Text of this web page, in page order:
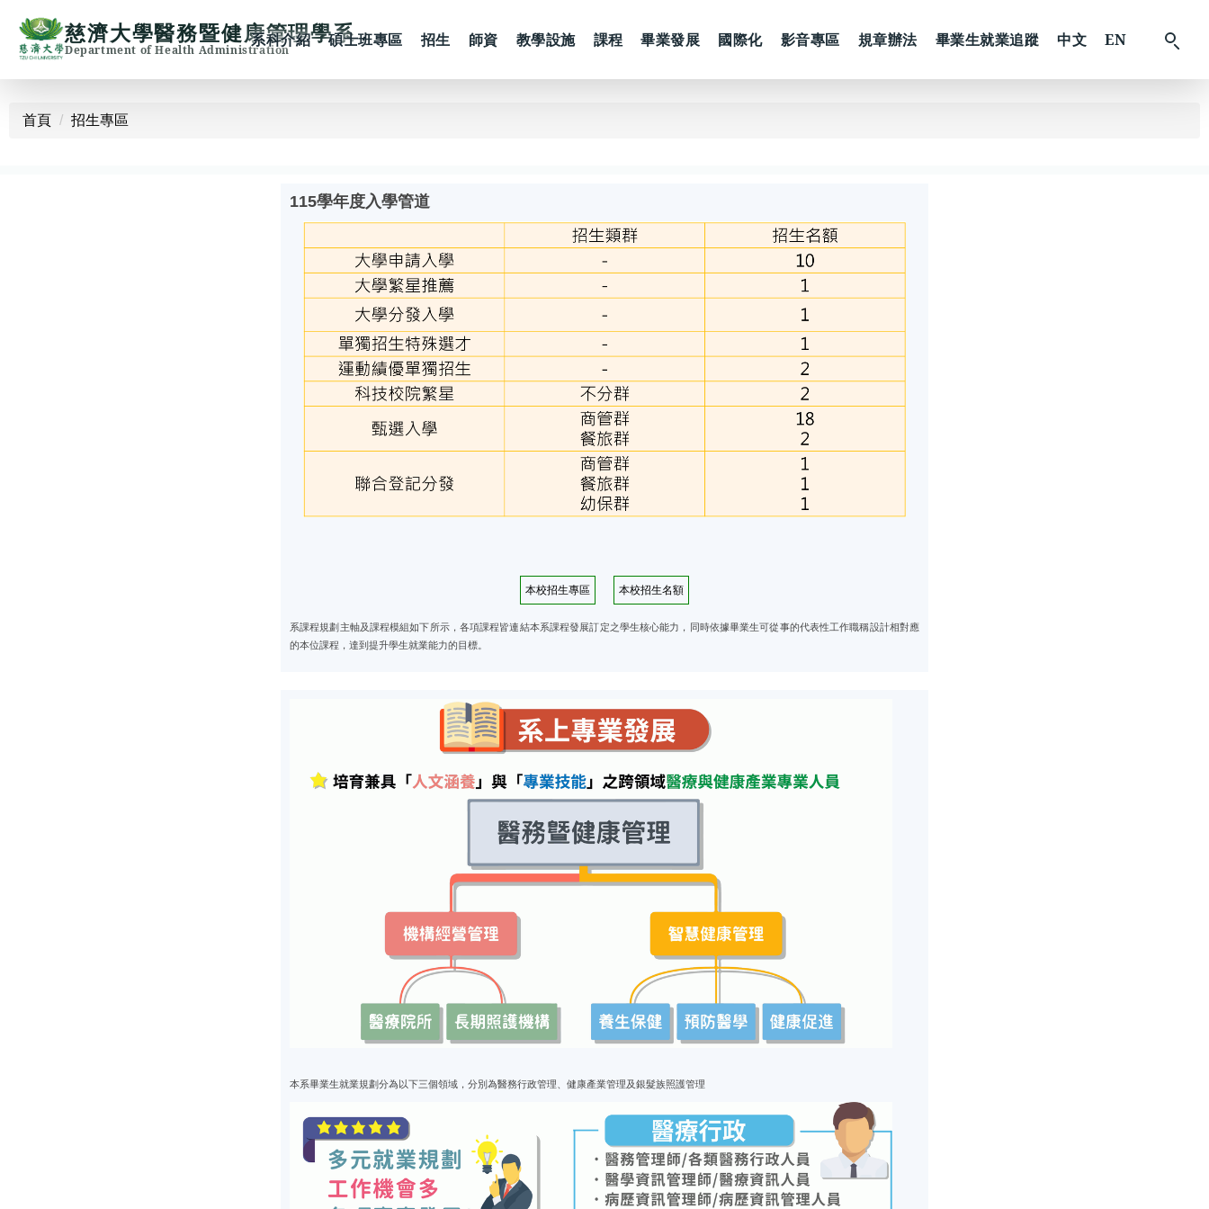
慈濟大學醫務暨健康管理學系
Department of Health Administration
系科介紹 碩士班專區 招生 師資 教學設施 課程 畢業發展 國際化 影音專區 規章辦法 畢業生就業追蹤 中文 EN
搜
首頁 招生專區
115學年度入學管道
本校招生專區 本校招生名額
系課程規劃主軸及課程模組如下所示，各項課程皆連結本系課程發展訂定之學生核心能力，同時依據畢業生可從事的代表性工作職稱設計相對應
的本位課程，達到提升學生就業能力的目標。
本系畢業生就業規劃分為以下三個領域，分別為醫務行政管理、健康產業管理及銀髮族照護管理